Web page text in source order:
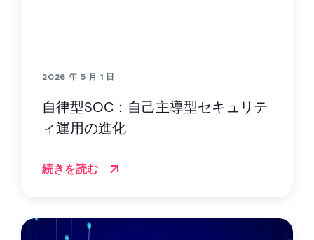
2026 年 5 月 1 日
自律型SOC：自己主導型セキュリテ
ィ運用の進化
続きを読む